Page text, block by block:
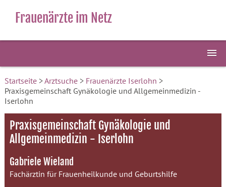
Frauenärzte im Netz
Startseite>Arztsuche> Frauenärzte Iserlohn >
Praxisgemeinschaft Gynäkologie und Allgemeinmedizin -
Iserlohn
Praxisgemeinschaft Gynäkologie und
Allgemeinmedizin - Iserlohn
Gabriele Wieland
Fachärztin für Frauenheilkunde und Geburtshilfe